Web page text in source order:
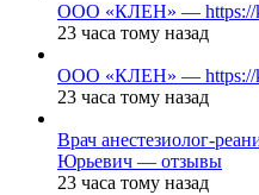
ООО «КЛЕН» — https://
23 часа тому назад
ООО «КЛЕН» — https://
23 часа тому назад
Врач анестезиолог-
Юрьевич — отзывы
23 часа тому назад